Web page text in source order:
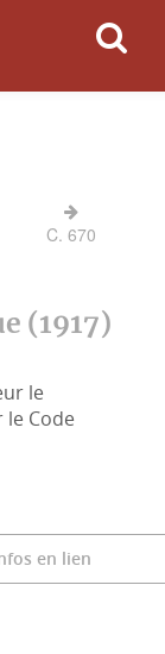
C. 670
(1917)
le
le Code
en lien